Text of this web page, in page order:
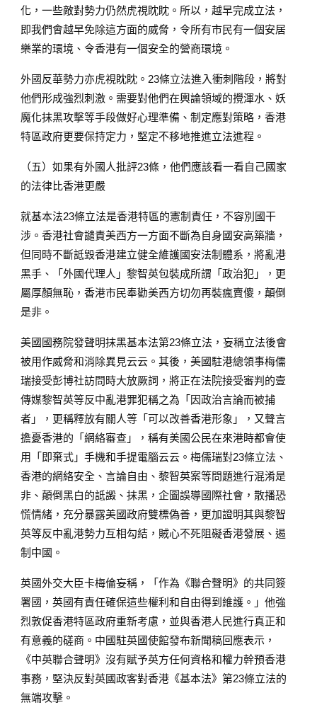
化，一些敵對勢力仍然虎視眈眈。所以，越早完成立法，
即我們會越早免除這方面的威脅，令所有市民有一個安居
樂業的環境、令香港有一個安全的營商環境。
外國反華勢力亦虎視眈眈。23條立法進入衝刺階段，將對
他們形成強烈刺激。需要對他們在輿論領域的攪渾水、妖
魔化抹黑攻擊等手段做好心理準備、制定應對策略，香港
特區政府更要保持定力，堅定不移地推進立法進程。
（五）如果有外國人批評23條，他們應該看一看自己國家
的法律比香港更嚴
就基本法23條立法是香港特區的憲制責任，不容別國干
涉。香港社會譴責美西方一方面不斷為自身國安高築牆，
但同時不斷詆毀香港建立健全維護國安法制體系，將亂港
黑手、「外國代理人」黎智英包裝成所謂「政治犯」，更
屬厚顏無恥，香港市民奉勸美西方切勿再裝瘋賣傻，顛倒
是非。
美國國務院發聲明抹黑基本法第23條立法，妄稱立法後會
被用作威脅和消除異見云云。其後，美國駐港總領事梅儒
瑞接受彭博社訪問時大放厥詞，將正在法院接受審判的壹
傳媒黎智英等反中亂港罪犯稱之為「因政治言論而被捕
者」，更稱釋放有關人等「可以改善香港形象」，又聲言
擔憂香港的「網絡審查」，稱有美國公民在來港時都會使
用「即棄式」手機和手提電腦云云。梅儒瑞對23條立法、
香港的網絡安全、言論自由、黎智英案等問題進行混淆是
非、顛倒黑白的詆譭、抹黑，企圖誤導國際社會，散播恐
慌情緒，充分暴露美國政府雙標偽善，更加證明其與黎智
英等反中亂港勢力互相勾結，賊心不死阻礙香港發展、遏
制中國。
英國外交大臣卡梅倫妄稱，「作為《聯合聲明》的共同簽
署國，英國有責任確保這些權利和自由得到維護。」他強
烈敦促香港特區政府重新考慮，並與香港人民進行真正和
有意義的磋商。中國駐英國使館發布新聞稿回應表示，
《中英聯合聲明》沒有賦予英方任何資格和權力幹預香港
事務，堅決反對英國政客對香港《基本法》第23條立法的
無端攻擊。